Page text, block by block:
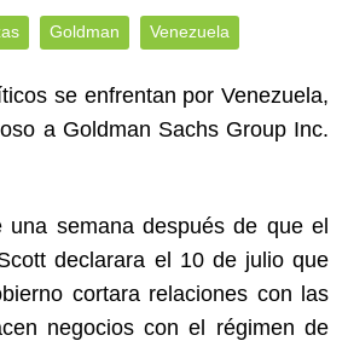
Goldman Venezuela
se enfrentan por Venezuela,
a Goldman Sachs Group Inc.
una semana después de que el
declarara el 10 de julio que
cortara relaciones con las
negocios con el régimen de